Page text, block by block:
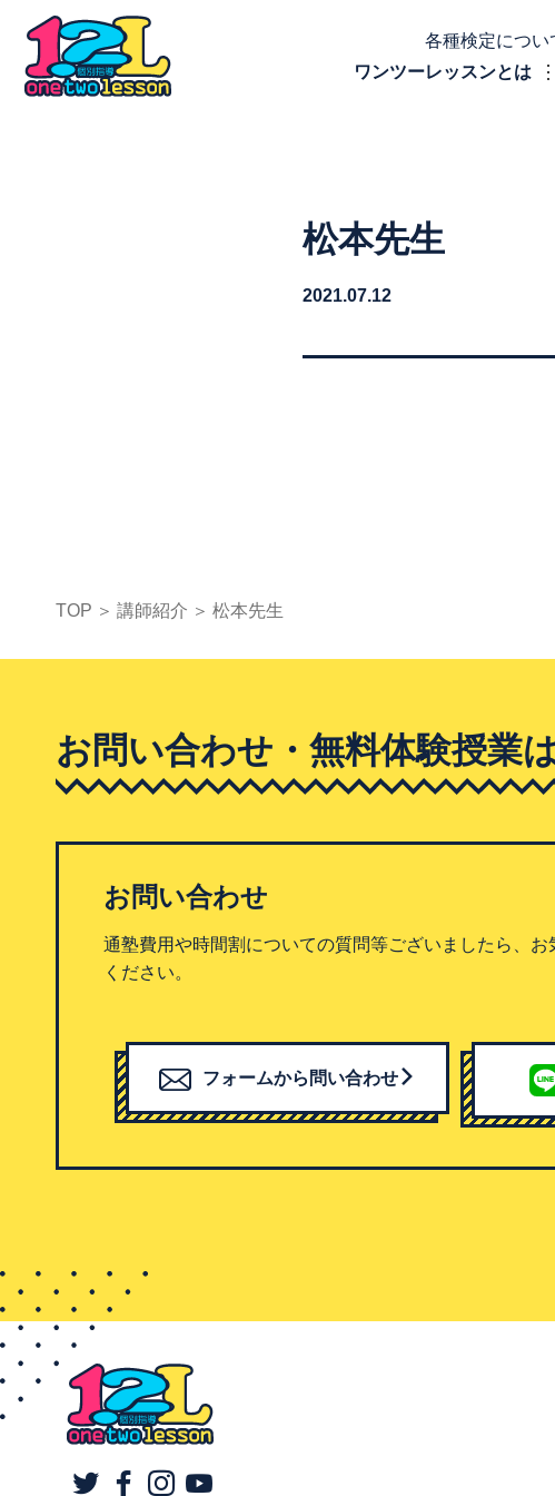
各種検定につい
ワンツーレッスンとは
松本先生
2021.07.12
TOP 講師紹介 松本先生
お問い合わせ・無料体験授業
お問い合わせ
通塾費用や時間割についての質問等ございましたら、
ください。
フォームから問い合わせ